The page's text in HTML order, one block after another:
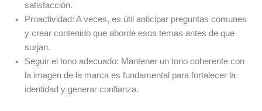
satisfacción.
Proactividad: A veces, es útil anticipar preguntas comunes
y crear contenido que aborde esos temas antes de que
surjan.
Seguir el tono adecuado: Mantener un tono coherente con
la imagen de la marca es fundamental para fortalecer la
identidad y generar confianza.